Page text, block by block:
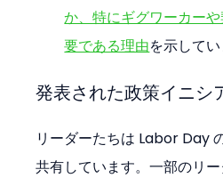
か、特にギグワーカー
要である理由を示してい
発表された政策イニシ
リーダーたちは Labor Day
共有しています。一部のリ